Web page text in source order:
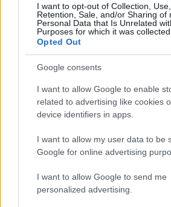
I want to opt-out of Collection, Use,
Retention, Sale, and/or Sharing of
Personal Data that Is Unrelated
Purposes for which it was collected.
Opted Out
Google consents
I want to allow Google to enable
related to advertising like cookies
device identifiers in apps.
I want to allow my user data to be
Google for online advertising
I want to allow Google to send me
personalized advertising.
Inviaci le tue
i tuoi video e le
Su WhatsApp al
345 356 7512
Ricevi le nostre